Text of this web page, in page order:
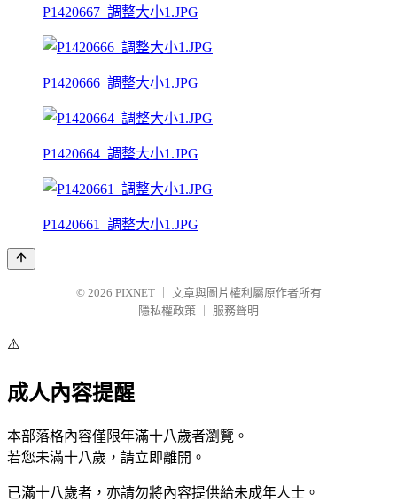
P1420667_調整大小1.JPG
P1420666_調整大小1.JPG
P1420664_調整大小1.JPG
P1420661_調整大小1.JPG
© 2026 PIXNET
文章與圖片權利屬原作者所有
隱私權政策
服務聲明
⚠️
成人內容提醒
本部落格內容僅限年滿十八歲者瀏覽。
若您未滿十八歲，請立即離開。
已滿十八歲者，亦請勿將內容提供給未成年人士。